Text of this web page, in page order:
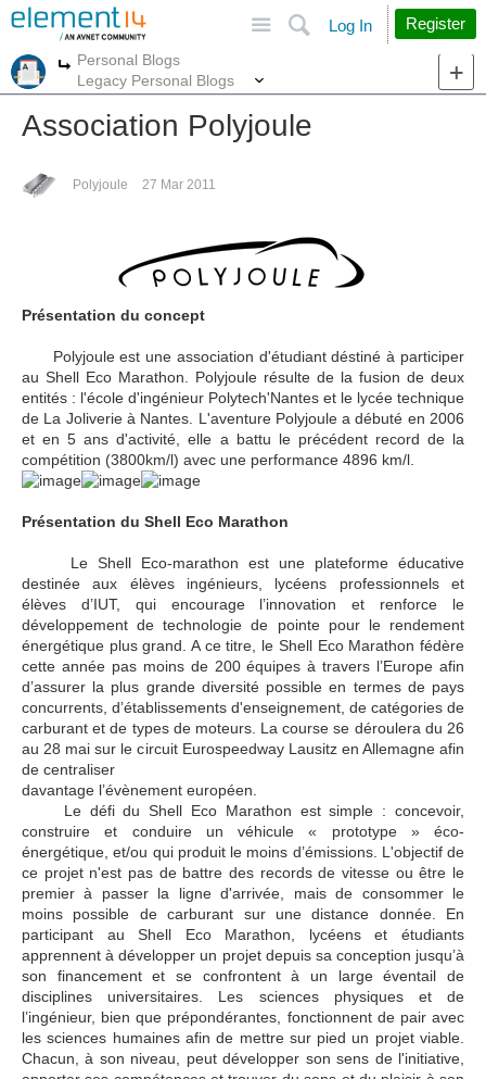
Search
Log In Register
More
Personal Blogs
Legacy Personal Blogs
Association Polyjoule
Polyjoule 27 Mar 2011
Présentation du concept
Polyjoule est une association d'étudiant déstiné à participer
au Shell Eco Marathon. Polyjoule résulte de la fusion de deux
entités : l'école d'ingénieur Polytech'Nantes et le lycée technique
de La Joliverie à Nantes. L'aventure Polyjoule a débuté en 2006
et en 5 ans d'activité, elle a battu le précédent record de la
compétition (3800km/l) avec une performance 4896 km/l.
Présentation du Shell Eco Marathon
Le Shell Eco-marathon est une plateforme éducative
destinée aux élèves ingénieurs, lycéens professionnels et
élèves d’IUT, qui encourage l’innovation et renforce le
développement de technologie de pointe pour le rendement
énergétique plus grand. A ce titre, le Shell Eco Marathon fédère
cette année pas moins de 200 équipes à travers l’Europe afin
d’assurer la plus grande diversité possible en termes de pays
concurrents, d’établissements d'enseignement, de catégories de
carburant et de types de moteurs. La course se déroulera du 26
au 28 mai sur le circuit Eurospeedway Lausitz en Allemagne afin
de centraliser
davantage l’évènement européen.
Le défi du Shell Eco Marathon est simple : concevoir,
construire et conduire un véhicule « prototype » éco-
énergétique, et/ou qui produit le moins d’émissions. L'objectif de
ce projet n'est pas de battre des records de vitesse ou être le
premier à passer la ligne d'arrivée, mais de consommer le
moins possible de carburant sur une distance donnée. En
participant au Shell Eco Marathon, lycéens et étudiants
apprennent à développer un projet depuis sa conception jusqu’à
son financement et se confrontent à un large éventail de
disciplines universitaires. Les sciences physiques et de
l’ingénieur, bien que prépondérantes, fonctionnent de pair avec
les sciences humaines afin de mettre sur pied un projet viable.
Chacun, à son niveau, peut développer son sens de l'initiative,